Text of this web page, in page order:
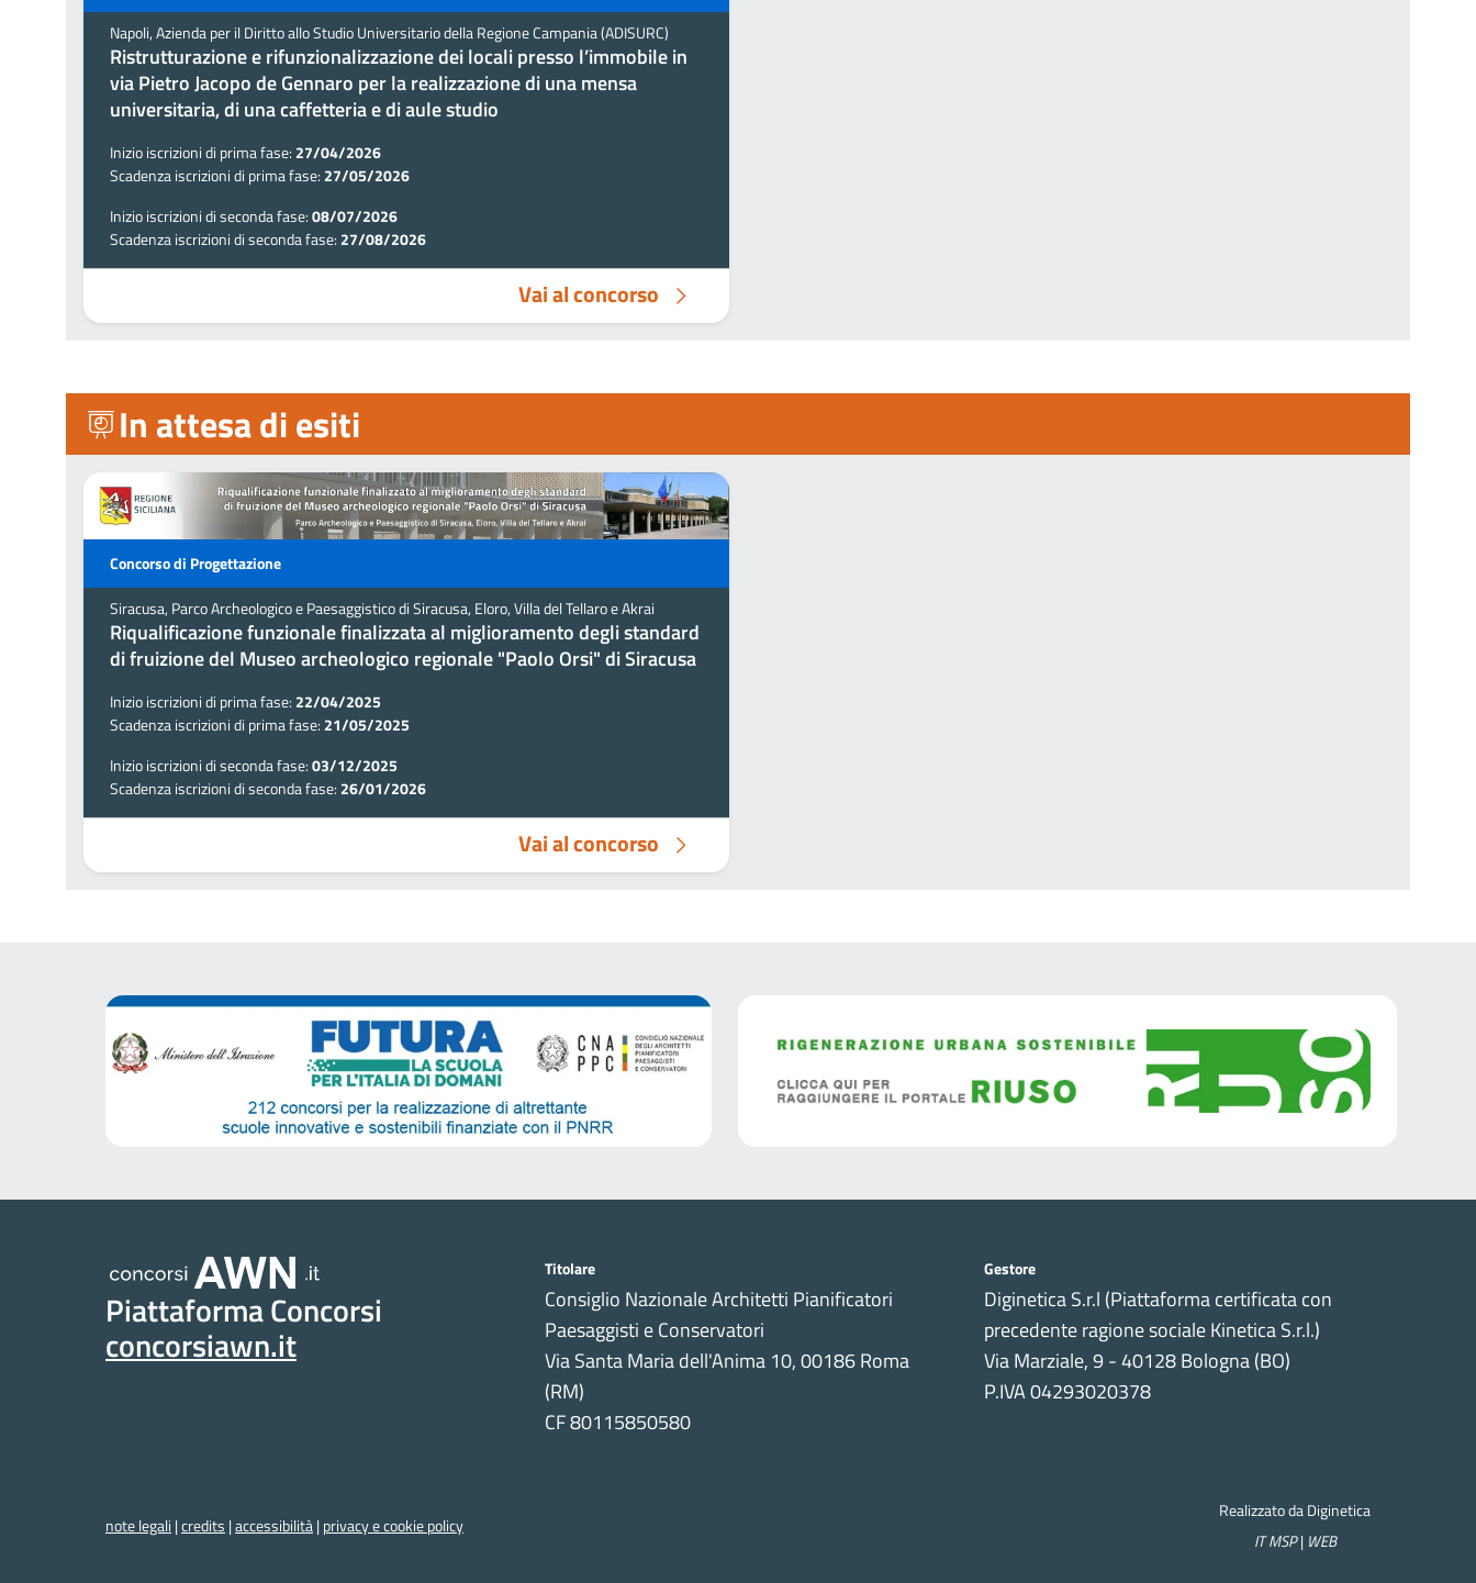
Napoli, Azienda per il Diritto allo Studio Universitario della Regione Campania (ADISURC)
Ristrutturazione e rifunzionalizzazione dei locali presso l’immobile in
via Pietro Jacopo de Gennaro per la realizzazione di una mensa
universitaria, di una caffetteria e di aule studio
Inizio iscrizioni di prima fase: 27/04/2026
Scadenza iscrizioni di prima fase: 27/05/2026
Inizio iscrizioni di seconda fase:08/07/2026
Scadenza iscrizioni di seconda fase: 27/08/2026
Vai al concorso
In attesa di esiti
Concorso di Progettazione
Siracusa, Parco Archeologico e Paesaggistico di Siracusa, Eloro, Villa del Tellaro e Akrai
Riqualificazione funzionale finalizzata al miglioramento degli standard
di fruizione del Museo archeologico regionale "Paolo Orsi" di Siracusa
Inizio iscrizioni di prima fase: 22/04/2025
Scadenza iscrizioni di prima fase: 21/05/2025
Inizio iscrizioni di seconda fase:03/12/2025
Scadenza iscrizioni di seconda fase: 26/01/2026
Vai al concorso
Piattaforma Concorsi
concorsiawn.it
Titolare
Consiglio Nazionale Architetti Pianificatori
Paesaggisti e Conservatori
Via Santa Maria dell'Anima 10, 00186 Roma
(RM)
CF 80115850580
Gestore
Diginetica S.r.l (Piattaforma certificata con
precedente ragione sociale Kinetica S.r.l.)
Via Marziale, 9 - 40128 Bologna (BO)
P.IVA 04293020378
note legali |credits |accessibilità|privacy e cookie policy
Realizzato da Diginetica
IT MSP| WEB